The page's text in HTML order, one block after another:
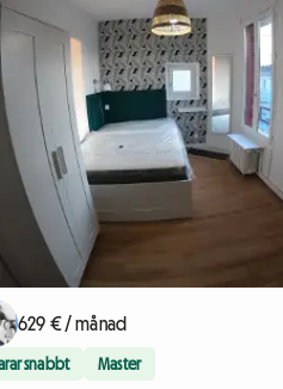
629 € / månad
snabbt Master